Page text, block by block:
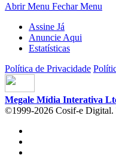
Abrir Menu Fechar Menu
Assine Já
Anuncie Aqui
Estatísticas
Política de Privacidade
Megale Mídia Interativa
©1999-2026 Cosif-e Digital.